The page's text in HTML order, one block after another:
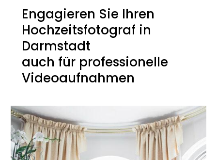
Engagieren Sie Ihren
Hochzeitsfotograf in
Darmstadt
auch für professionelle
Videoaufnahmen